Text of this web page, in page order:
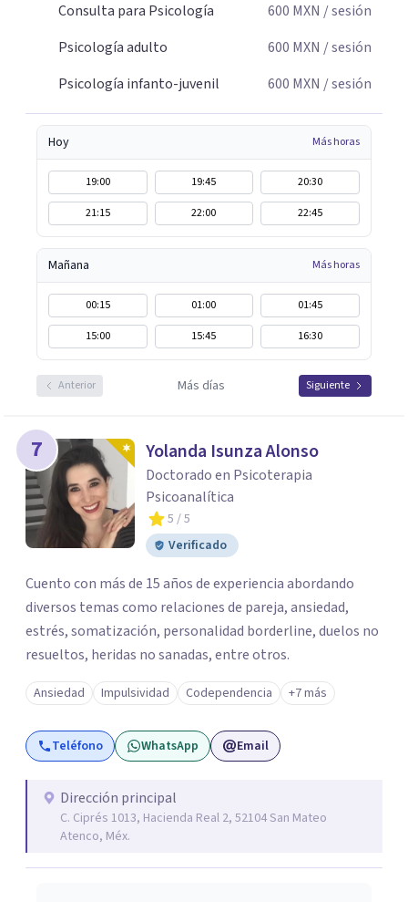
Consulta para Psicología
600 MXN / sesión
Psicología adulto
600 MXN / sesión
Psicología infanto-juvenil
600 MXN / sesión
Hoy Más horas
19:00 19:45
20:30
21:15
22:00 22:45
Mañana Más horas
00:15 01:00
01:45
15:00
15:45 16:30
Anterior Más días Siguiente
7 Yolanda Isunza Alonso
Doctorado en Psicoterapia
Psicoanalítica
5 / 5
Verificado
Cuento con más de 15 años de experiencia abordando
diversos temas como relaciones de pareja, ansiedad,
estrés, somatización, personalidad borderline, duelos no
resueltos, heridas no sanadas, entre otros.
Ansiedad Impulsividad Codependencia +7 más
Teléfono WhatsApp Email
Dirección principal
C. Ciprés 1013, Hacienda Real 2, 52104 San Mateo
Atenco, Méx.